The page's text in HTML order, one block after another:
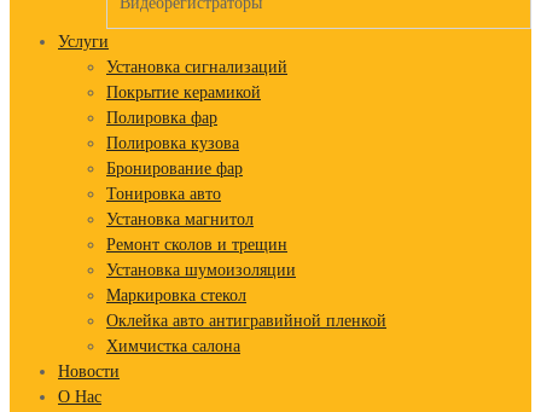
Услуги
Установка сигнализаций
Покрытие керамикой
Полировка фар
Полировка кузова
Бронирование фар
Тонировка авто
Установка магнитол
Ремонт сколов и трещин
Установка шумоизоляции
Маркировка стекол
Оклейка авто антигравийной пленкой
Химчистка салона
Новости
О Нас